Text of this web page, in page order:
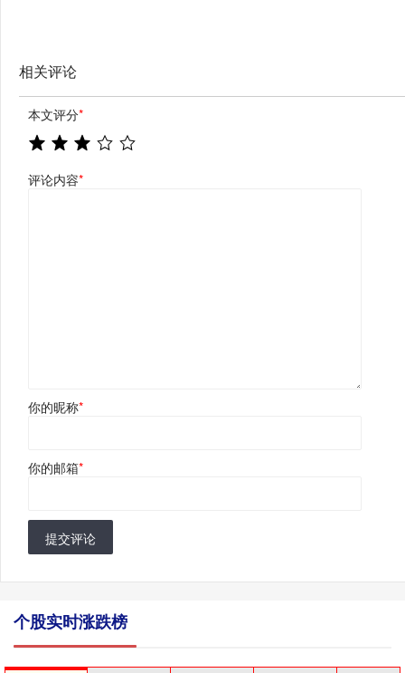
相关评论
本文评分*
评论内容*
你的昵称*
你的邮箱*
提交评论
个股实时涨跌榜